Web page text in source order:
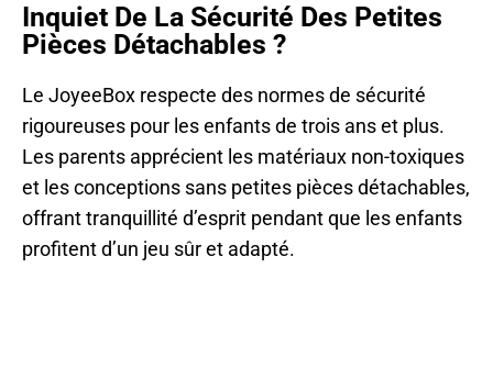
Inquiet De La Sécurité Des Petites
Pièces Détachables ?
Le JoyeeBox respecte des normes de sécurité
rigoureuses pour les enfants de trois ans et plus.
Les parents apprécient les matériaux non-toxiques
et les conceptions sans petites pièces détachables,
offrant tranquillité d’esprit pendant que les enfants
profitent d’un jeu sûr et adapté.